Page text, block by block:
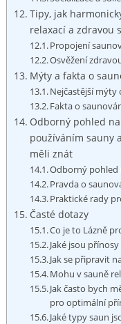
Tipy, jak
relaxací a zdravou
Propojení
Osvěžení
Mýty a fakta o
Nejčastější mýty
Fakta o
Odborný pohled
používáním sauny
měli znát
Odborný pohled
Pravda o
Praktické rady
Časté dotazy
Co je to Lázně
Jaké jsou
Jak se připravit
Mohu v sauně
Jak často bych
pro optimální
Jaké typy saun